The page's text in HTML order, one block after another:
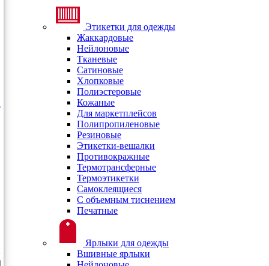
Этикетки для одежды
Жаккардовые
Нейлоновые
Тканевые
Сатиновые
Хлопковые
Полиэстеровые
Кожаные
Для маркетплейсов
Полипропиленовые
Резиновые
Этикетки-вешалки
Противокражные
Термотрансферные
Термоэтикетки
Самоклеящиеся
С объемным тиснением
Печатные
Ярлыки для одежды
Вшивные ярлыки